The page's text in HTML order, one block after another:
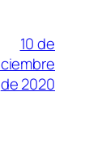
10 de
de 2020